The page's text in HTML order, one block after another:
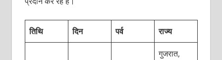
तिथि दिन पर्व राज्य
गुजरात,